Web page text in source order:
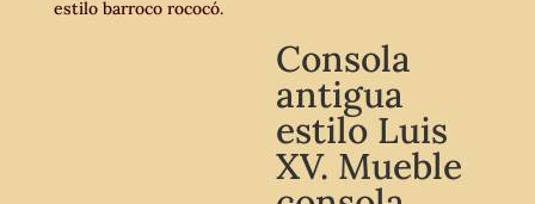
estilo barroco rococó.
Consola
antigua
estilo Luis
XV. Mueble